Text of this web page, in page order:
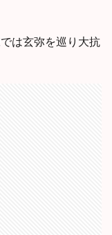
は玄弥を巡り大抗